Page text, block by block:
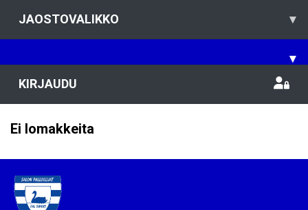
JAOSTOVALIKKO ▾
▾
KIRJAUDU
Ei lomakkeita